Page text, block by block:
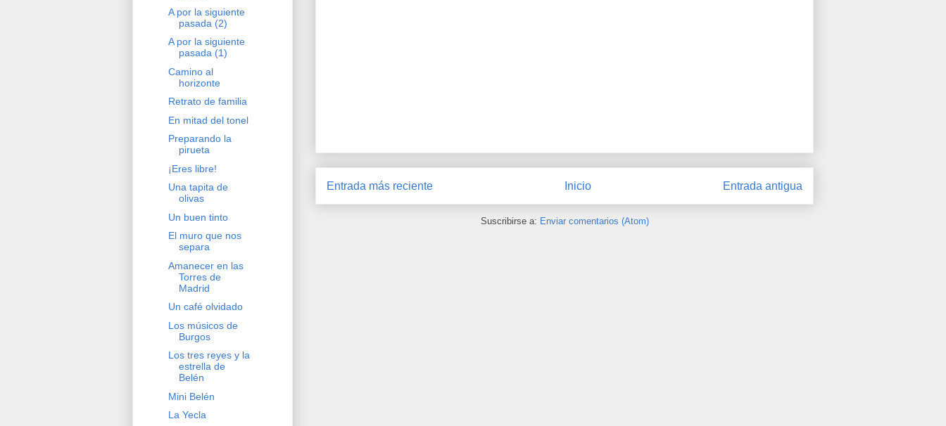
Entrada más reciente Entrada antigua
Inicio
Suscribirse a: Enviar comentarios (Atom)
A por la siguiente
pasada (2)
A por la siguiente
pasada (1)
Camino al
horizonte
Retrato de familia
En mitad del tonel
Preparando la
pirueta
¡Eres libre!
Una tapita de
olivas
Un buen tinto
El muro que nos
separa
Amanecer en las
Torres de
Madrid
Un café olvidado
Los músicos de
Burgos
Los tres reyes y la
estrella de
Belén
Mini Belén
La Yecla